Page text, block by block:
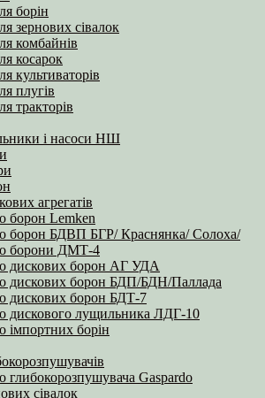
борін
зернових сівалок
комбайнів
косарок
культиваторів
плугів
тракторів
і насоси НШ
агрегатів
борон Lemken
борон БДВП БГР/ Краснянка/ Солоха/
борони ДМТ-4
дискових борон АГ УДА
дискових борон БДП/БДН/Паллада
дискових борон БДТ-7
дискового лущильника ЛДГ-10
імпортних борін
глибокорозпушувача Gaspardo
сівалок